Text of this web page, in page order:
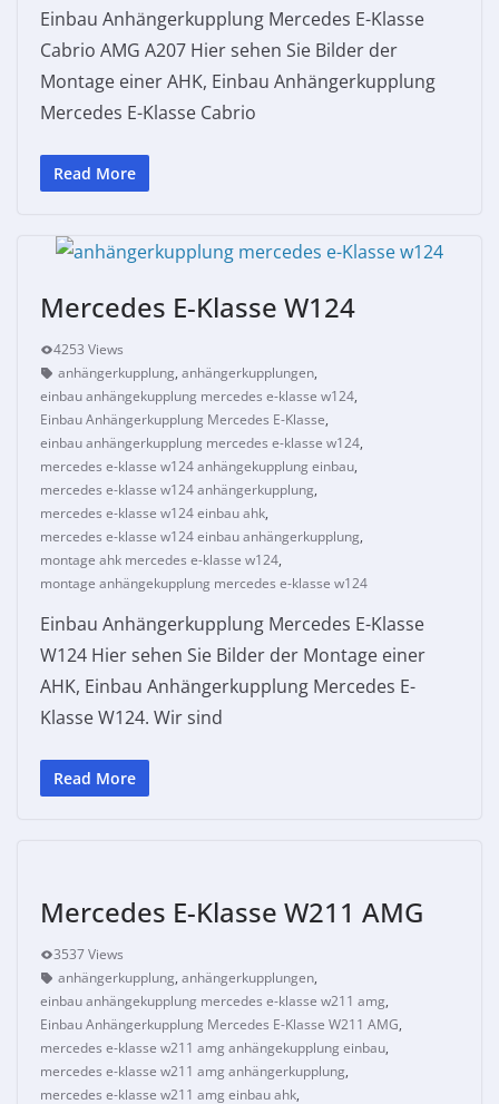
Einbau Anhängerkupplung Mercedes E-Klasse
Cabrio AMG A207 Hier sehen Sie Bilder der
Montage einer AHK, Einbau Anhängerkupplung
Mercedes E-Klasse Cabrio
Read More
Mercedes E-Klasse W124
4253 Views
anhängerkupplung, anhängerkupplungen,
einbau anhängekupplung mercedes e-klasse w124,
Einbau Anhängerkupplung Mercedes E-Klasse,
einbau anhängerkupplung mercedes e-klasse w124,
mercedes e-klasse w124 anhängekupplung einbau,
mercedes e-klasse w124 anhängerkupplung,
mercedes e-klasse w124 einbau ahk,
mercedes e-klasse w124 einbau anhängerkupplung,
montage ahk mercedes e-klasse w124,
montage anhängekupplung mercedes e-klasse w124
Einbau Anhängerkupplung Mercedes E-Klasse
W124 Hier sehen Sie Bilder der Montage einer
AHK, Einbau Anhängerkupplung Mercedes E-
Klasse W124. Wir sind
Read More
Mercedes E-Klasse W211 AMG
3537 Views
anhängerkupplung, anhängerkupplungen,
einbau anhängekupplung mercedes e-klasse w211 amg,
Einbau Anhängerkupplung Mercedes E-Klasse W211 AMG,
mercedes e-klasse w211 amg anhängekupplung einbau,
mercedes e-klasse w211 amg anhängerkupplung,
mercedes e-klasse w211 amg einbau ahk,